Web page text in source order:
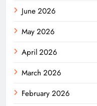
June 2026
May 2026
April 2026
March 2026
February 2026